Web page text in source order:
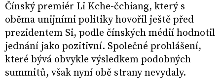
Čínský premiér Li Kche-čchiang, který s
oběma unijními politiky hovořil ještě před
prezidentem Si, podle čínských médií hodnotil
jednání jako pozitivní. Společné prohlášení,
které bývá obvykle výsledkem podobných
summitů, však nyní obě strany nevydaly.